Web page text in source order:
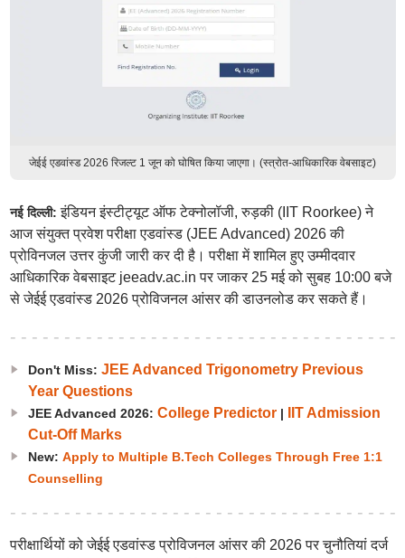
जेईई एडवांस्ड 2026 रिजल्ट 1 जून को घोषित किया जाएगा। (स्त्रोत-आधिकारिक वेबसाइट)
नई दिल्ली:इंडियन इंस्टीट्यूट ऑफ टेक्नोलॉजी, रुड़की (IIT Roorkee) ने
आज संयुक्त प्रवेश परीक्षा एडवांस्ड (JEE Advanced) 2026 की
प्रोविनजल उत्तर कुंजी जारी कर दी है। परीक्षा में शामिल हुए उम्मीदवार
आधिकारिक वेबसाइट jeeadv.ac.in पर जाकर 25 मई को सुबह 10:00 बजे
से जेईई एडवांस्ड 2026 प्रोविजनल आंसर की डाउनलोड कर सकते हैं।
Don't Miss: JEE Advanced Trigonometry Previous
Year Questions
JEE Advanced 2026: College Predictor|
IIT Admission
Cut-Off Marks
New: Apply to Multiple B.Tech Colleges Through Free 1:1
Counselling
परीक्षार्थियों को जेईई एडवांस्ड प्रोविजनल आंसर की 2026 पर चुनौतियां दर्ज